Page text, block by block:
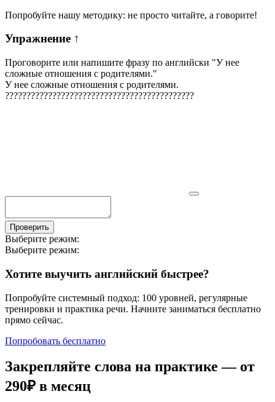
Попробуйте нашу методику: не просто читайте, а говорите!
Упражнение ↑
Проговорите или напишите фразу по английски "У нее
сложные отношения с родителями."
У нее сложные отношения с родителями.
????????????????????????????????????????????
Проверить
Выберите режим:
Выберите режим:
Хотите выучить английский быстрее?
Попробуйте системный подход: 100 уровней, регулярные
тренировки и практика речи. Начните заниматься бесплатно
прямо сейчас.
Попробовать бесплатно
Закрепляйте слова на практике — от
290₽ в месяц